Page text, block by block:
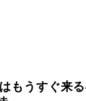
もうすぐ来